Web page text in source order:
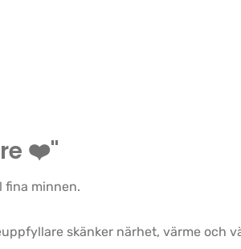
❤️"
fina minnen.
skänker närhet, värme och